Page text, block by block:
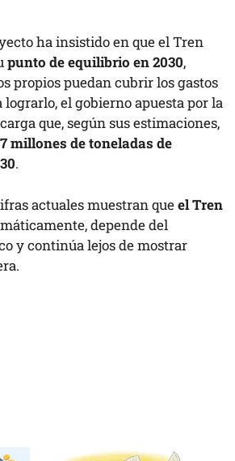
ha insistido en que el Tren
punto de equilibrio en 2030,
propios puedan cubrir los gastos
lograrlo, el gobierno apuesta por la
que, según sus estimaciones,
millones de toneladas de
.
actuales muestran queel Tren
depende del
y continúa lejos de mostrar